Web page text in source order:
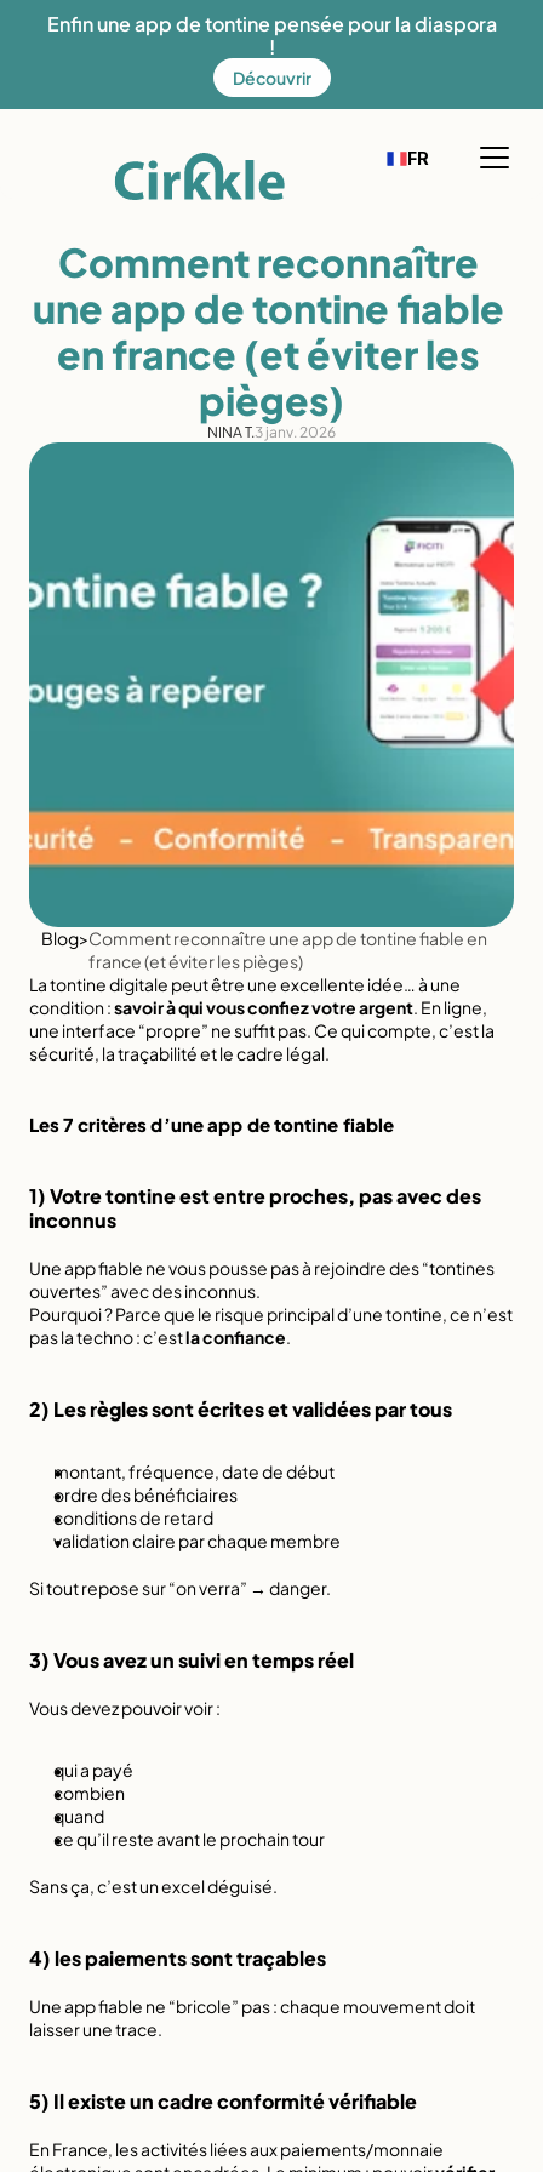
Enfin une app de tontine pensée pour la diaspora
!
Découvrir
FR
Select Language
French
Notre solution
Mission
Offres
Découvrez Cirkkle
Comment reconnaître
une app de tontine fiable
en france (et éviter les
pièges)
NINA T.3 janv. 2026
Blog>Comment reconnaître une app de tontine fiable en
france (et éviter les pièges)
La tontine digitale peut être une excellente idée… à une
condition : savoir à qui vous confiez votre argent. En ligne,
une interface “propre” ne suffit pas. Ce qui compte, c’est la
sécurité, la traçabilité et le cadre légal.
Les 7 critères d’une app de tontine fiable
1) Votre tontine est entre proches, pas avec des
inconnus
Une app fiable ne vous pousse pas à rejoindre des “tontines
ouvertes” avec des inconnus.
Pourquoi ? Parce que le risque principal d’une tontine, ce n’est
pas la techno : c’est la confiance.
2) Les règles sont écrites et validées par tous
montant, fréquence, date de début
ordre des bénéficiaires
conditions de retard
validation claire par chaque membre
Si tout repose sur “on verra” → danger.
3) Vous avez un suivi en temps réel
Vous devez pouvoir voir :
qui a payé
combien
quand
ce qu’il reste avant le prochain tour
Sans ça, c’est un excel déguisé.
4) les paiements sont traçables
Une app fiable ne “bricole” pas : chaque mouvement doit
laisser une trace.
5) Il existe un cadre conformité vérifiable
En France, les activités liées aux paiements/monnaie